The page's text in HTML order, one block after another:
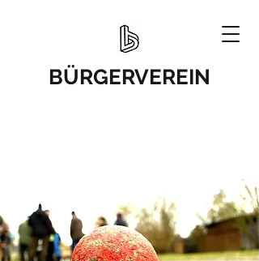
BÜRGERVEREIN